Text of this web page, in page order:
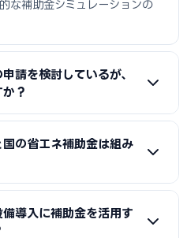
な補助金シミュレーションの
請を検討しているが、
？
たは費用補助あり）を受けて
ことが第一歩です。次に帯広
ライムの取得（2〜3週間必
公募スケジュールに合わせた準
の省エネ補助金は組み
帯広市（または都道府県）の省
併用が可能です。例えば太陽光
導入に補助金を活用す